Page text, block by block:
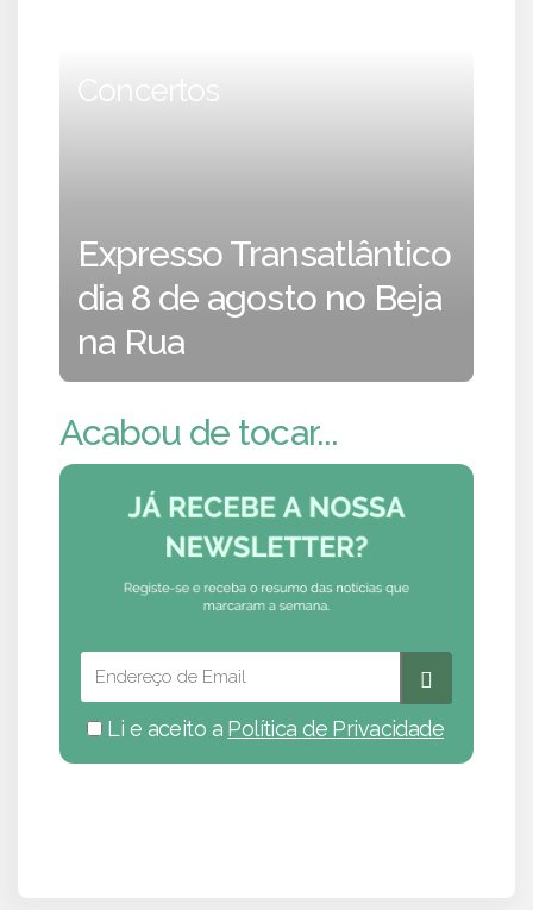
Concertos
Expresso Transatlântico
dia 8 de agosto no Beja
na Rua
Acabou de tocar...
Li e aceito a Política de Privacidade